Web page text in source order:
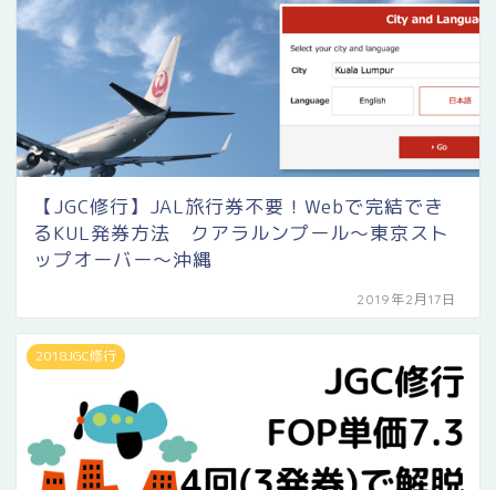
【JGC修行】JAL旅行券不要！Webで完結でき
るKUL発券方法 クアラルンプール〜東京スト
ップオーバー〜沖縄
2019年2月17日
2018JGC修行